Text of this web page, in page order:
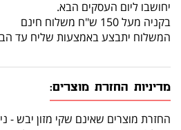
יחושבו ליום העסקים הבא.
בקניה מעל 150 ש"ח משלוח חינם
המשלוח יתבצע באמצעות שליח עד
מדיניות החזרת מוצרים:
החזרת מוצרים שאינם שקי מזון יבש -